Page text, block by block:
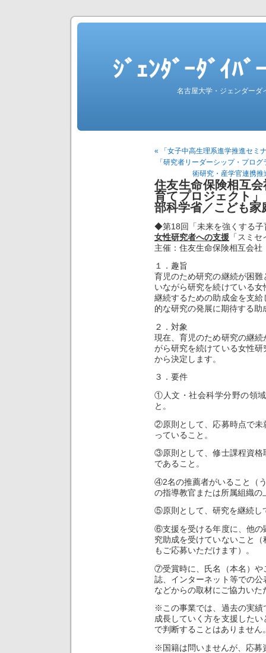
ｼﾞｪﾝﾀﾞｰﾀﾞｲﾊ
名古屋大学・ジェンダーダ
« 「女子中高生理系進学推進セミ
「研究者リーダーシップ・プロ
術研究・産学官連携
住友生命保険相互
育てプロジェクト
部科学省／こども家
◆第18回「未来を強くする
女性研究者への支援 「スミ
主催：住友生命保険相互会
１．趣旨
育児のため研究の継続が困
いながら研究を続けている
継続するための助成金を支
的な研究の発展に期待する助
２．対象
現在、育児のため研究の継
がら研究を続けている女性
から決定します。
３．要件
①人文・社会科学分野の領
と。
②原則として、応募時点で未
っていること。
③原則として、修士課程資格
であること。
④2名の推薦者がいること（
の指導教官または所属組織
⑤原則として、研究を継続し
⑥支援を受ける年度に、他の
究助成を受けていないこと
もご応募いただけます）。
⑦受賞時に、氏名（本名）や
誌、インターネット等での
などからの取材にご協力いた
※この事業では、過去の実績
成長していく方を支援した
で判断することはありません
※国籍は問いませんが、応募